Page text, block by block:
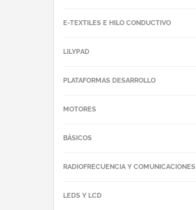
E-TEXTILES E HILO CONDUCTIVO
LILYPAD
PLATAFORMAS DESARROLLO
MOTORES
BÁSICOS
RADIOFRECUENCIA Y COMUNICACIONES
LEDS Y LCD